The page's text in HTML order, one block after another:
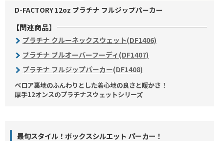
D-FACTORY 12oz プラチナ フルジップパーカー
【関連商品】
プラチナ クルーネックスウェット(DF1406)
プラチナ プルオーバーフーディ(DF1407)
プラチナ フルジップパーカー(DF1408)
ベロア裏地のふんわりとした着心地の良さと暖かさ！
厚手12オンスのプラチナスウェットシリーズ
最旬スタイル！ボックスシルエット パーカー！